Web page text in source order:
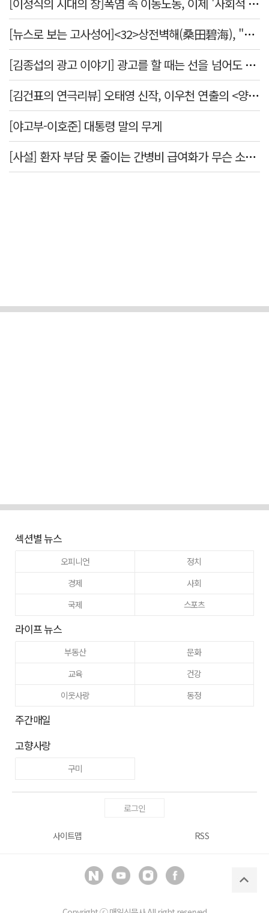
[뉴스로 보는 고사성어]<32>상전벽해(桑田碧海), "뽕나무밭이 푸른 바다가 되었다."
[김종섭의 광고 이야기] 광고를 할 때는 선을 넘어도 좋습니다.
[김건표의 연극리뷰] 오태영 신작, 이우천 연출의 <양은 양순하다>"국민을 온순한 양으로 길들이는 전체주의적 정치의 알레고리"
[야고부-이호준] 대통령 말의 무게
[사설] 환자 부담 못 줄이는 간병비 급여화가 무슨 소용인가
섹션별 뉴스
오피니언
정치
경제
사회
국제
스포츠
라이프 뉴스
부동산
문화
교육
건강
이웃사랑
동정
주간매일
고향사랑
구미
로그인
사이트맵 RSS